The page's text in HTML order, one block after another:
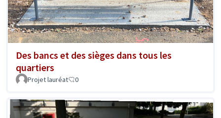
Des bancs et des sièges dans tous les
quartiers
Projet lauréat 0